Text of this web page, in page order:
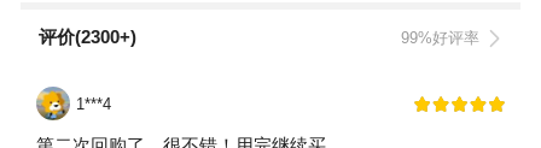
评价(2300+) 99%好评率
1***4